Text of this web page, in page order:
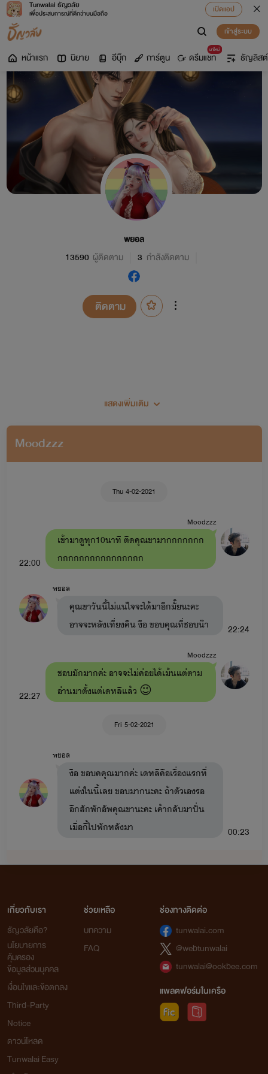
Tunwalai ธัญวลัย
เพื่อประสบการณ์ที่ดีกว่าบนมือถือ
เปิดแอป
เข้าสู่ระบบ
หน้าแรก นิยาย อีบุ๊ก การ์ตูน
มาใหม่
ดรีมแชท ธัญลิสต์
พยอล
13590 ผู้ติดตาม 3 กำลังติดตาม
ติดตาม
เป็นนักหัดเขียนหน้าเก่าพอสมควรนะคะ
พยอลมาแปะผังนิยายค่ะสำหรับคนที่เพิ่งเข้ามา
ยั่วรักคุณอาขา: อาอัค x เดหลี มีลูกชื่อ มาหยา มาเฟีย (ใน
-ดื้อสวาท
: ต่อต้าน x มาหยา (ในเรื่องมีเรื่อง
มายู)
หนี้สวาท: เมษ x ลูกหว้า
อ้อนรักแด๊ดดี้ขา: พายุ x หนูบัว มีลูกคือ ใยบัว สายฟ้า วายุ
(ในเรื่องจะมีเรื่อง
-อ้อนรักร้ายนายมาเฟีย: ใยบัว x มาเฟีย (ในเรื่องจะมีเรื่อง
ของ วายุ x ลูกเจี๊ยบ ชื่อตอนว่าเรียกเฮีย)
: ฟ้าคราม x ลลิซ (ฟ้าครามเป็นน้องชายของพายุเรื่อง
นางบำเรอ: ชาร์ล x ของขวัญ มีลูกคือ เจ้าขา ขุนพล เจ้าหญิง
เมียหมอ
: คริส x มายด์ มีลูก อาทิตย์ ทานตะวัน (เพื่อนของ
ชาร์ลและของขวัญ)
-เลี้ยงรัก
เจ้าขา x เลกซัส
-น้องชาย
ขุนพล x นับดาว (ในเรื่องจะมีเรื่องพี่สาว
ทานตะวัน x ไนท์)
-ผูกรักผูกสวาท
เจ้าหญิง x อาทิตย์ (ในเรื่องจะมีเรื่อง
รัก: กาย x เจนนี่)
คลั่งรัก: เดฟ x จันทร์เจ้า (เดฟจะอยู่ในแก๊ง อาทิตย์ กาย)
แสดงเพิ่มเติม
Moodzzz
Thu 4-02-2021
Moodzzz
22:00
เข้ามาดูทุก10นาที ติดคุณขามากกกกกกก
กกกกกกกกกกกกกกกก
พยอล
22:24
คุณขาวันนี้ไม่แน่ใจจะได้มาอีกมั๊ยนะคะ
อาจจะหลังเที่ยงคืน งือ ขอบคุณที่ชอบน๊า
Moodzzz
22:27
ชอบมักมากค่ะ อาจจะไม่ค่อยได้เม้นแต่ตาม
อ่านมาตั้งแต่เดหลีแล้ว 😉
Fri 5-02-2021
พยอล
00:23
งือ ขอบคคุณมากค่ะ เดหลีคือเรื่องแรกที่
แต่งในนี้เลย ขอบมากนะคะ ถ้าตัวเองรอ
อีกสักพักอัพคุณขานะคะ เค้ากลับมาปั่น
เมื่อกี้ไปพักหลังมา
22:19
Moodzzz
รอเปย์คุณขาอยู่นะคะ 😊
เกี่ยวกับเรา
ธัญวลัยคือ?
นโยบายการ
คุ้มครอง
ข้อมูลส่วนบุคคล
เงื่อนไขและข้อตกลง
Third-Party
Notice
ดาวน์โหลด
Tunwalai Easy
ช่วยเหลือ
บทความ
FAQ
ช่องทางติดต่อ
tunwalai.com
@webtunwalai
tunwalai@ookbee.com
แพลตฟอร์มในเครือ